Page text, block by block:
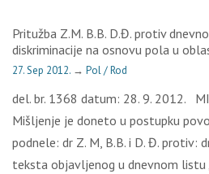
Pritužba Z.M. B.B. D.Đ. protiv
diskriminacije na osnovu pola u
27. Sep 2012. → Pol / Rod
del. br. 1368 datum: 28. 9. 2012.
Mišljenje je doneto u postupku
podnele: dr Z. M, B.B. i D. Đ. protiv:
teksta objavljenog u dnevnom listu